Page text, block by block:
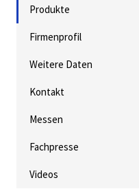
Produkte
Firmenprofil
Weitere Daten
Kontakt
Messen
Fachpresse
Videos